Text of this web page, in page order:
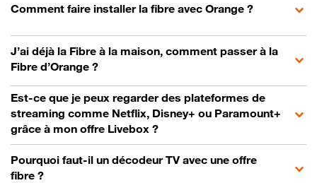
Comment faire installer la fibre avec Orange ?
J’ai déjà la Fibre à la maison, comment passer à la
Fibre d’Orange ?
Est-ce que je peux regarder des plateformes de
streaming comme Netflix, Disney+ ou Paramount+
grâce à mon offre Livebox ?
Pourquoi faut-il un décodeur TV avec une offre
fibre ?